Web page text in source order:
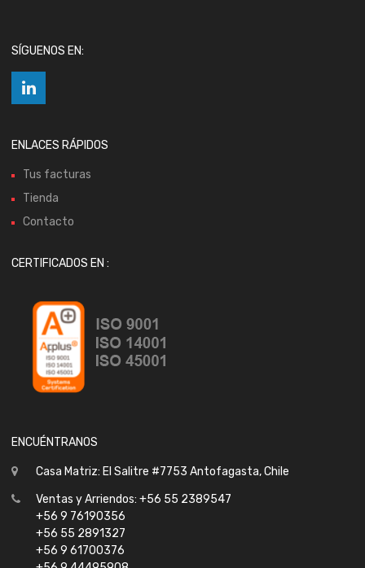
SÍGUENOS EN:
ENLACES RÁPIDOS
Tus facturas
Tienda
Contacto
CERTIFICADOS EN :
ENCUÉNTRANOS
Casa Matriz: El Salitre #7753 Antofagasta, Chile
Ventas y Arriendos: +56 55 2389547
+56 9 76190356
+56 55 2891327
+56 9 61700376